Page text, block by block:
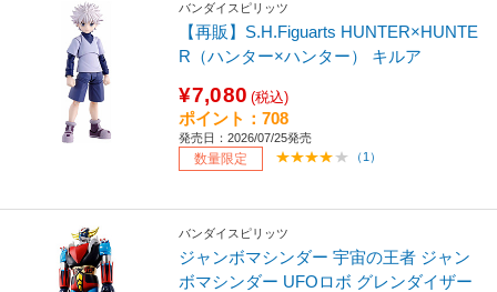
バンダイスピリッツ
【再販】S.H.Figuarts HUNTER×HUNTE
R（ハンター×ハンター） キルア
¥7,080 (税込)
ポイント：708
発売日：2026/07/25発売
数量限定 （1）
バンダイスピリッツ
ジャンボマシンダー 宇宙の王者 ジャン
ボマシンダー UFOロボ グレンダイザー